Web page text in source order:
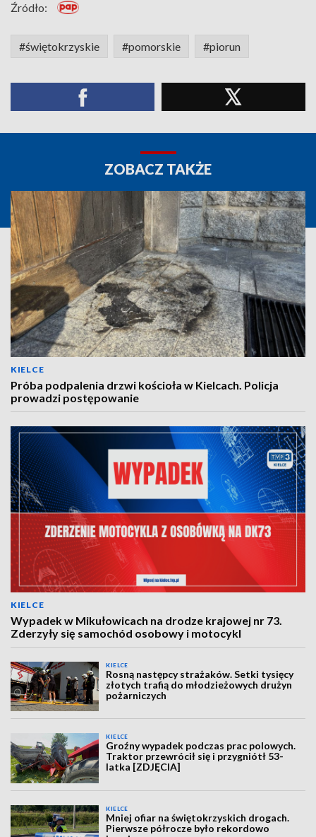
Źródło:
#świętokrzyskie #pomorskie #piorun
ZOBACZ TAKŻE
KIELCE
Próba podpalenia drzwi kościoła w Kielcach. Policja
prowadzi postępowanie
KIELCE
Wypadek w Mikułowicach na drodze krajowej nr 73.
Zderzyły się samochód osobowy i motocykl
KIELCE
Rosną następcy strażaków. Setki tysięcy
złotych trafią do młodzieżowych drużyn
pożarniczych
KIELCE
Groźny wypadek podczas prac polowych.
Traktor przewrócił się i przygniótł 53-
latka [ZDJĘCIA]
KIELCE
Mniej ofiar na świętokrzyskich drogach.
Pierwsze półrocze było rekordowo